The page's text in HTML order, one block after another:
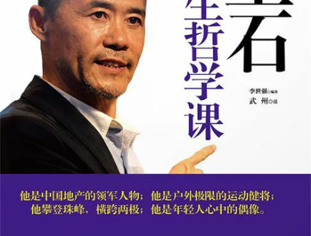
居家生活 3C家電 親子玩具
女裝 男裝 化妝保養 情趣用品
日本購物 電子/紙本書
HOT